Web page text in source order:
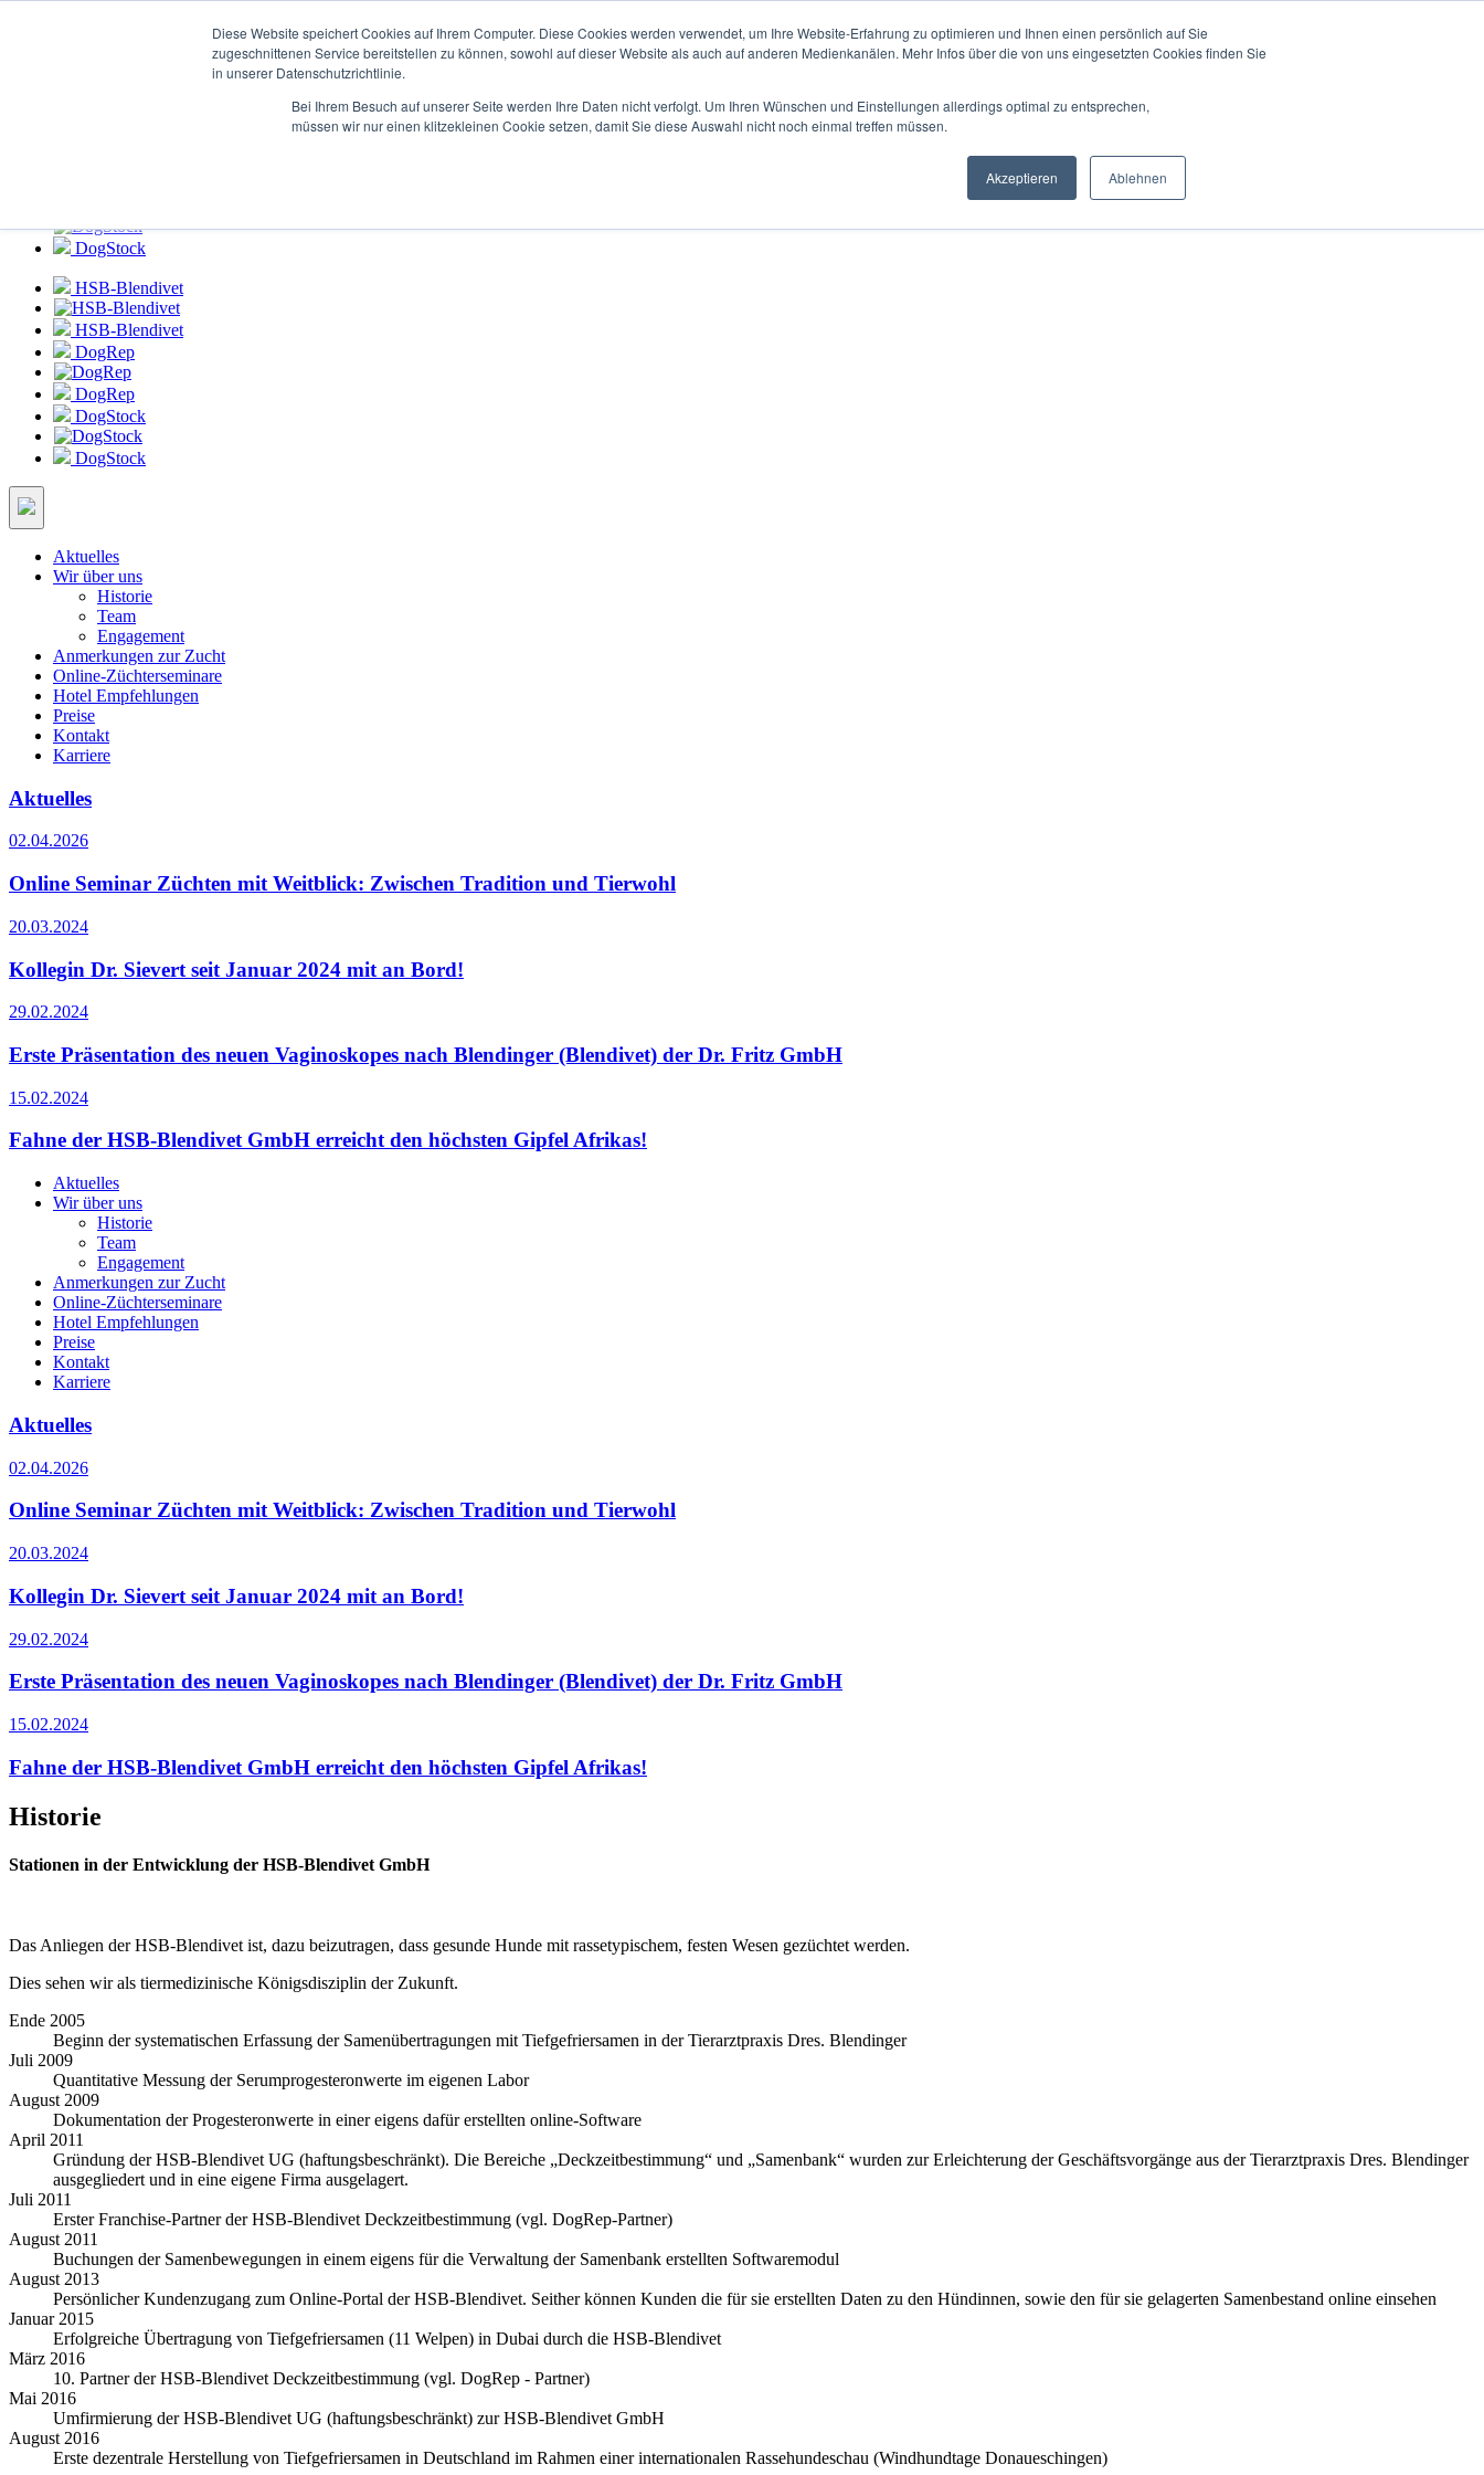
Diese Website speichert Cookies auf Ihrem Computer. Diese Cookies werden verwendet, um Ihre Website-Erfahrung zu optimieren und Ihnen einen persönlich auf Sie
zugeschnittenen Service bereitstellen zu können, sowohl auf dieser Website als auch auf anderen Medienkanälen. Mehr Infos über die von uns eingesetzten Cookies finden Sie
in unserer Datenschutzrichtlinie.
Bei Ihrem Besuch auf unserer Seite werden Ihre Daten nicht verfolgt. Um Ihren Wünschen und Einstellungen allerdings optimal zu entsprechen,
müssen wir nur einen klitzekleinen Cookie setzen, damit Sie diese Auswahl nicht noch einmal treffen müssen.
Akzeptieren Ablehnen
DogStock
HSB-Blendivet
HSB-Blendivet
DogRep
DogRep
DogStock
DogStock
Aktuelles
Wir über uns
Historie
Team
Engagement
Anmerkungen zur Zucht
Online-Züchterseminare
Hotel Empfehlungen
Preise
Kontakt
Karriere
Aktuelles
02.04.2026
Online Seminar Züchten mit Weitblick: Zwischen Tradition und Tierwohl
20.03.2024
Kollegin Dr. Sievert seit Januar 2024 mit an Bord!
29.02.2024
Erste Präsentation des neuen Vaginoskopes nach Blendinger (Blendivet) der Dr. Fritz GmbH
15.02.2024
Fahne der HSB-Blendivet GmbH erreicht den höchsten Gipfel Afrikas!
Aktuelles
Wir über uns
Historie
Team
Engagement
Anmerkungen zur Zucht
Online-Züchterseminare
Hotel Empfehlungen
Preise
Kontakt
Karriere
Aktuelles
02.04.2026
Online Seminar Züchten mit Weitblick: Zwischen Tradition und Tierwohl
20.03.2024
Kollegin Dr. Sievert seit Januar 2024 mit an Bord!
29.02.2024
Erste Präsentation des neuen Vaginoskopes nach Blendinger (Blendivet) der Dr. Fritz GmbH
15.02.2024
Fahne der HSB-Blendivet GmbH erreicht den höchsten Gipfel Afrikas!
Historie
Stationen in der Entwicklung der HSB-Blendivet GmbH
Das Anliegen der HSB-Blendivet ist, dazu beizutragen, dass gesunde Hunde mit rassetypischem, festen Wesen gezüchtet werden.
Dies sehen wir als tiermedizinische Königsdisziplin der Zukunft.
Ende 2005
Beginn der systematischen Erfassung der Samenübertragungen mit Tiefgefriersamen in der Tierarztpraxis Dres. Blendinger
Juli 2009
Quantitative Messung der Serumprogesteronwerte im eigenen Labor
August 2009
Dokumentation der Progesteronwerte in einer eigens dafür erstellten online-Software
April 2011
Gründung der HSB-Blendivet UG (haftungsbeschränkt). Die Bereiche „Deckzeitbestimmung“ und „Samenbank“ wurden zur Erleichterung der Geschäftsvorgänge aus der Tierarztpraxis Dres. Blendinger
ausgegliedert und in eine eigene Firma ausgelagert.
Juli 2011
Erster Franchise-Partner der HSB-Blendivet Deckzeitbestimmung (vgl. DogRep-Partner)
August 2011
Buchungen der Samenbewegungen in einem eigens für die Verwaltung der Samenbank erstellten Softwaremodul
August 2013
Persönlicher Kundenzugang zum Online-Portal der HSB-Blendivet. Seither können Kunden die für sie erstellten Daten zu den Hündinnen, sowie den für sie gelagerten Samenbestand online einsehen
Januar 2015
Erfolgreiche Übertragung von Tiefgefriersamen (11 Welpen) in Dubai durch die HSB-Blendivet
März 2016
10. Partner der HSB-Blendivet Deckzeitbestimmung (vgl. DogRep - Partner)
Mai 2016
Umfirmierung der HSB-Blendivet UG (haftungsbeschränkt) zur HSB-Blendivet GmbH
August 2016
Erste dezentrale Herstellung von Tiefgefriersamen in Deutschland im Rahmen einer internationalen Rassehundeschau (Windhundtage Donaueschingen)